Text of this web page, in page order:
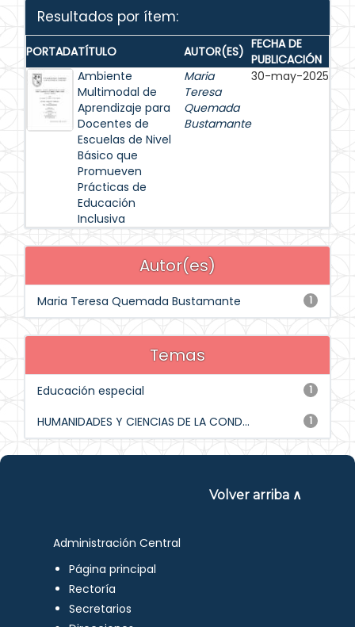
Resultados por ítem:
PORTADATÍTULO AUTOR(ES) FECHA DE
PUBLICACIÓN
Ambiente
Multimodal de
Aprendizaje para
Docentes de
Escuelas de Nivel
Básico que
Promueven
Prácticas de
Educación
Inclusiva
Maria
Teresa
Quemada
Bustamante
30-may-2025
Autor(es)
1
Maria Teresa Quemada Bustamante
Temas
1
Educación especial
1
HUMANIDADES Y CIENCIAS DE LA COND...
Volver arriba ∧
Administración Central
Página principal
Rectoría
Secretarios